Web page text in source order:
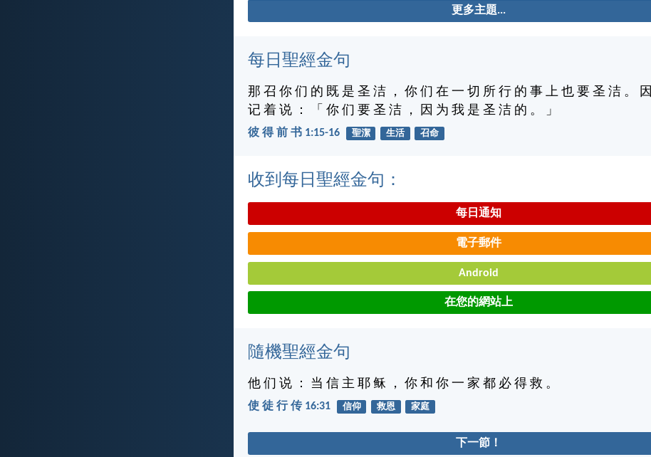
更多主題...
每日聖經金句
那 召 你 们 的 既 是 圣 洁 ， 你 们 在 一 切 所 行 的 事 上 也 要 圣 洁 。
记 着 说 ： 「 你 们 要 圣 洁 ， 因 为 我 是 圣 洁 的 。 」
彼 得 前 书 1:15-16 聖潔 生活 召命
收到每日聖經金句：
每日通知
電子郵件
Android
在您的網站上
隨機聖經金句
他 们 说 ： 当 信 主 耶 稣 ， 你 和 你 一 家 都 必 得 救 。
使 徒 行 传 16:31 信仰 救恩 家庭
下一節！